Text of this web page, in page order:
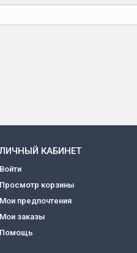
КАБИНЕТ
Войти
Просмотр корзины
Мои предпочтения
Мои заказы
Помощь